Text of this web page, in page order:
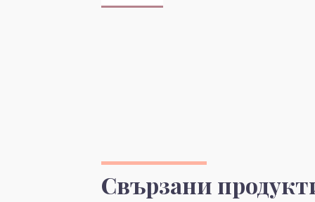
Свързани